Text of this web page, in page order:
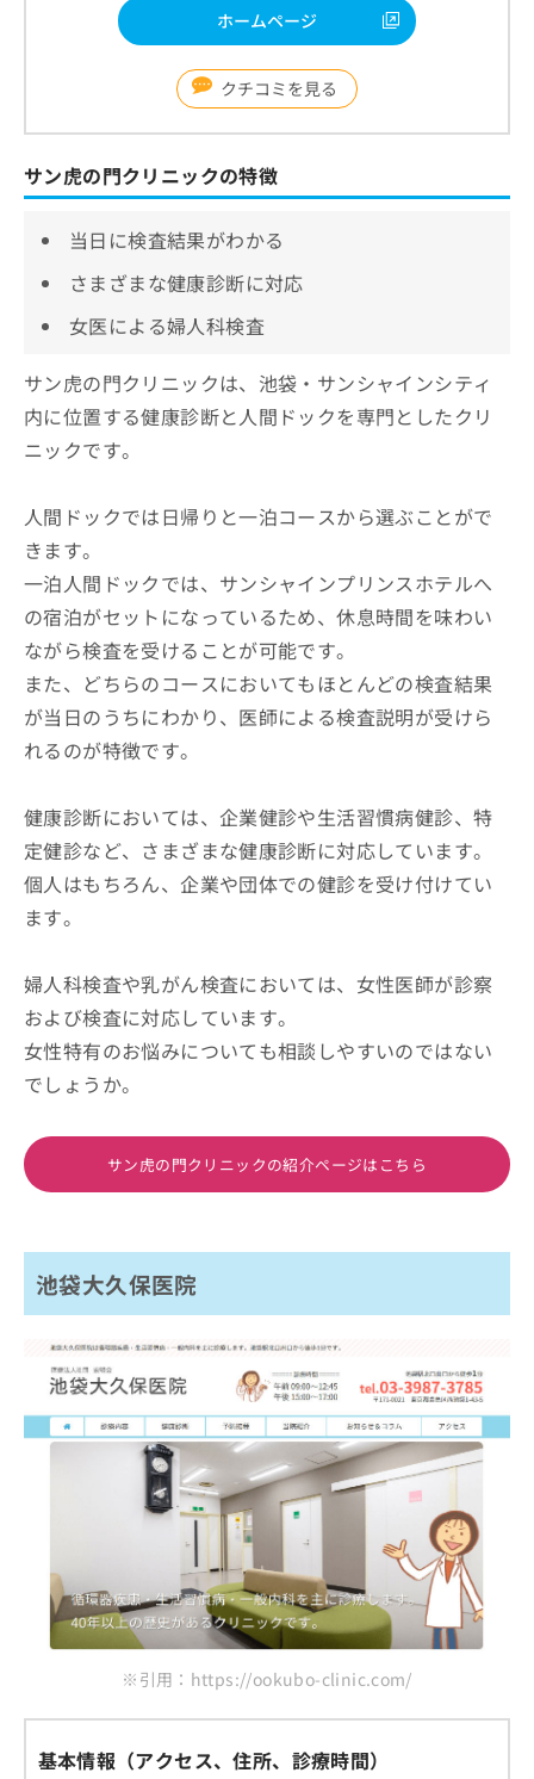
ホームページ
クチコミを見る
サン虎の門クリニックの特徴
当日に検査結果がわかる
さまざまな健康診断に対応
女医による婦人科検査
サン虎の門クリニックは、池袋・サンシャインシティ
内に位置する健康診断と人間ドックを専門としたクリ
ニックです。
人間ドックでは日帰りと一泊コースから選ぶことがで
きます。
一泊人間ドックでは、サンシャインプリンスホテルへ
の宿泊がセットになっているため、休息時間を味わい
ながら検査を受けることが可能です。
また、どちらのコースにおいてもほとんどの検査結果
が当日のうちにわかり、医師による検査説明が受けら
れるのが特徴です。
健康診断においては、企業健診や生活習慣病健診、特
定健診など、さまざまな健康診断に対応しています。
個人はもちろん、企業や団体での健診を受け付けてい
ます。
婦人科検査や乳がん検査においては、女性医師が診察
および検査に対応しています。
女性特有のお悩みについても相談しやすいのではない
でしょうか。
サン虎の門クリニックの紹介ページはこちら
池袋大久保医院
※引用：https://ookubo-clinic.com/
基本情報（アクセス、住所、診療時間）